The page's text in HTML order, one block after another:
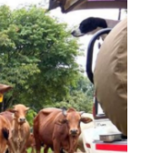
a
t